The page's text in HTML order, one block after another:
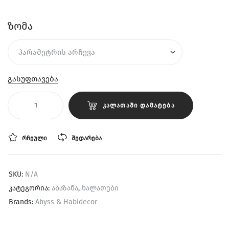
ზომა
გასუფთავება
ᲙᲐᲚᲐᲗᲐᲨᲘ ᲓᲐᲛᲐᲢᲔᲑᲐ
ᲠᲩᲔᲣᲚᲘ ᲨᲔᲓᲐᲠᲔᲑᲐ
SKU: N/A
კატეგორია: აბაზანა, ხალათები
Brands: Abyss & Habidecor